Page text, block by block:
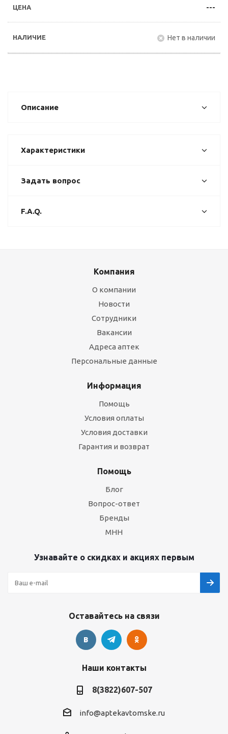
---
Нет в наличии
Описание
Характеристики
Задать вопрос
F.A.Q.
Компания
О компании
Новости
Сотрудники
Вакансии
Адреса аптек
Персональные данные
Информация
Помощь
Условия оплаты
Условия доставки
Гарантия и возврат
Помощь
Блог
Вопрос-ответ
Бренды
МНН
Узнавайте о скидках и акциях первым
Оставайтесь на связи
Наши контакты
8(3822)607-507
info@aptekavtomske.ru